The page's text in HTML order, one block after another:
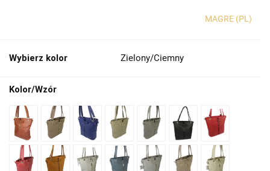
MAGRE (PL)
Wybierz kolor Zielony/Ciemny
Kolor/Wzór